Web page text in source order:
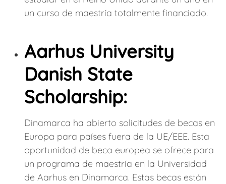
un curso de maestría totalmente financiado.
Aarhus University
Danish State
Scholarship:
Dinamarca ha abierto solicitudes de becas en
Europa para países fuera de la UE/EEE. Esta
oportunidad de beca europea se ofrece para
un programa de maestría en la Universidad
de Aarhus en Dinamarca. Estas becas están